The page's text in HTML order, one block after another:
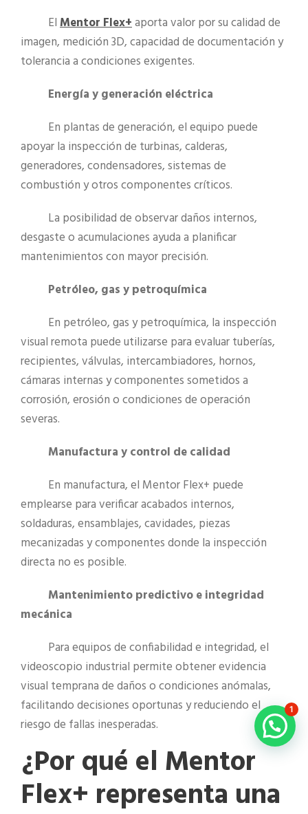
ElMentor Flex+aporta valor por su calidad de
imagen, medición 3D, capacidad de documentación y
tolerancia a condiciones exigentes.
Energía y generación eléctrica
En plantas de generación, el equipo puede
apoyar la inspección de turbinas, calderas,
generadores, condensadores, sistemas de
combustión y otros componentes críticos.
La posibilidad de observar daños internos,
desgaste o acumulaciones ayuda a planificar
mantenimientos con mayor precisión.
Petróleo, gas y petroquímica
En petróleo, gas y petroquímica, la inspección
visual remota puede utilizarse para evaluar tuberías,
recipientes, válvulas, intercambiadores, hornos,
cámaras internas y componentes sometidos a
corrosión, erosión o condiciones de operación
severas.
Manufactura y control de calidad
En manufactura, el Mentor Flex+ puede
emplearse para verificar acabados internos,
soldaduras, ensamblajes, cavidades, piezas
mecanizadas y componentes donde la inspección
directa no es posible.
Mantenimiento predictivo e integridad
mecánica
Para equipos de confiabilidad e integridad, el
videoscopio industrial permite obtener evidencia
visual temprana de daños o condiciones anómalas,
facilitando decisiones oportunas y reduciendo el
riesgo de fallas inesperadas.
¿Por qué el Mentor
Flex+ representa una
1